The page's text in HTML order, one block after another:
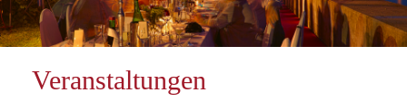
Veranstaltungen